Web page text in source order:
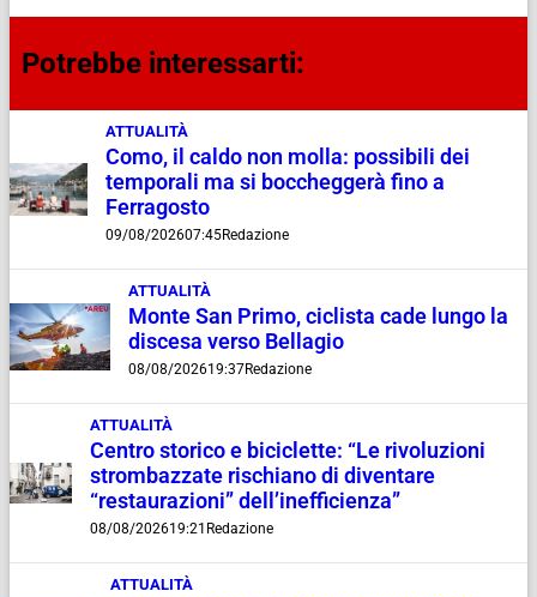
Potrebbe interessarti:
ATTUALITÀ
Como, il caldo non molla: possibili dei
temporali ma si boccheggerà fino a
Ferragosto
09/08/202607:45Redazione
ATTUALITÀ
Monte San Primo, ciclista cade lungo la
discesa verso Bellagio
08/08/202619:37Redazione
ATTUALITÀ
Centro storico e biciclette: “Le rivoluzioni
strombazzate rischiano di diventare
“restaurazioni” dell’inefficienza”
08/08/202619:21 Redazione
ATTUALITÀ